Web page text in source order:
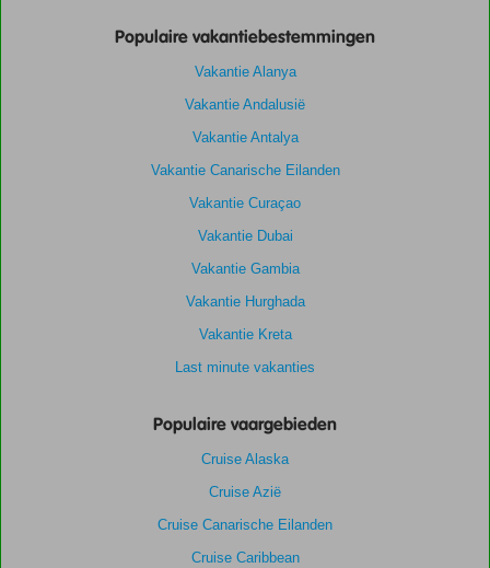
Populaire vakantiebestemmingen
Vakantie Alanya
Vakantie Andalusië
Vakantie Antalya
Vakantie Canarische Eilanden
Vakantie Curaçao
Vakantie Dubai
Vakantie Gambia
Vakantie Hurghada
Vakantie Kreta
Last minute vakanties
Populaire vaargebieden
Cruise Alaska
Cruise Azië
Cruise Canarische Eilanden
Cruise Caribbean